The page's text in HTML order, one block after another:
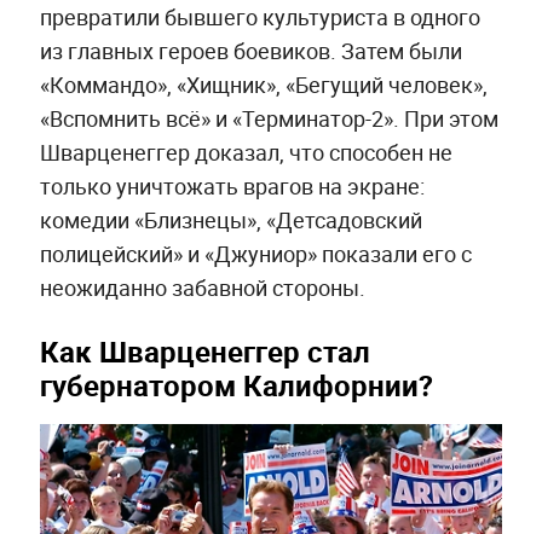
превратили бывшего культуриста в одного
из главных героев боевиков. Затем были
«Коммандо», «Хищник», «Бегущий человек»,
«Вспомнить всё» и «Терминатор-2». При этом
Шварценеггер доказал, что способен не
только уничтожать врагов на экране:
комедии «Близнецы», «Детсадовский
полицейский» и «Джуниор» показали его с
неожиданно забавной стороны.
Как Шварценеггер стал
губернатором Калифорнии?